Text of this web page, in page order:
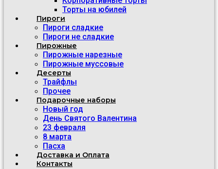
Торты на юбилей
Пироги
Пироги сладкие
Пироги не сладкие
Пирожные
Пирожные нарезные
Пирожные муссовые
Десерты
Трайфлы
Прочее
Подарочные наборы
Новый год
День Святого Валентина
23 февраля
8 марта
Пасха
Доставка и Оплата
Контакты